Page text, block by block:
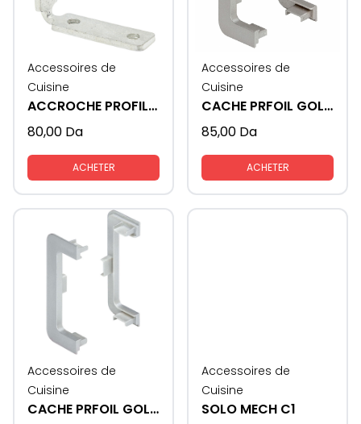
Accessoires de
Cuisine
ACCROCHE PROFIL GOLA
80,00 Da
ACHETER
Accessoires de
Cuisine
CACHE PRFOIL GOLA FORMAT - L
85,00 Da
ACHETER
Accessoires de
Cuisine
CACHE PRFOIL GOLA FORMAT - U
Accessoires de
Cuisine
SOLO MECH C1